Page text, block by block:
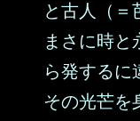
と古人（＝
まさに時と
ら発するに
その光芒を